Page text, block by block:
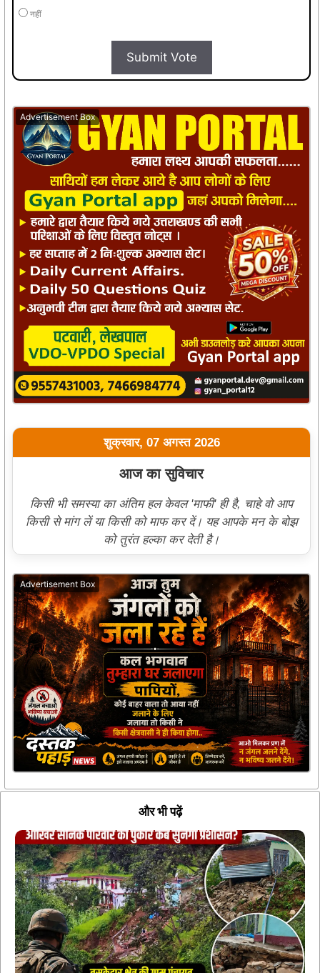
नहीं
Submit Vote
Advertisement Box
शुक्रवार, 07 अगस्त 2026
आज का सुविचार
किसी भी समस्या का अंतिम हल केवल 'माफी' ही है, चाहे वो आप
किसी से मांग लें या किसी को माफ कर दें। यह आपके मन के बोझ
को तुरंत हल्का कर देती है।
Advertisement Box
और भी पढ़ें